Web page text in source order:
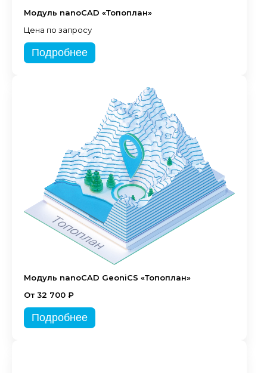
Модуль nanoCAD «Топоплан»
Цена по запросу
Подробнее
Модуль nanoCAD GeoniCS «Топоплан»
От 32 700 ₽
Подробнее